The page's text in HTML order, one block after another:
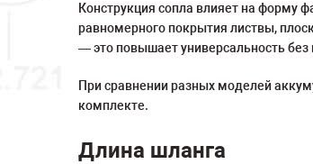
Конструкция сопла влияет на форму
равномерного покрытия листвы,
— это повышает универсальность без
При сравнении разных моделей
комплекте.
Длина шланга